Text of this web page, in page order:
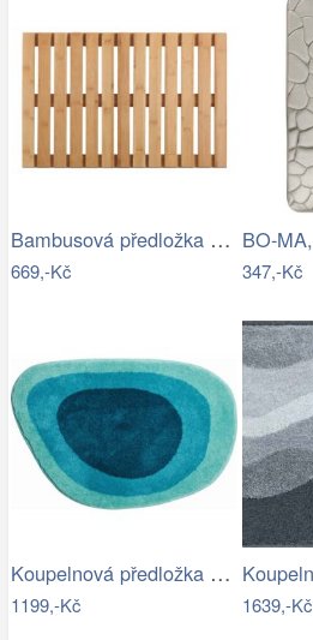
Bambusová předložka WENKO
669,-Kč 347,-Kč
Koupelnová předložka LAKE
1199,-Kč 1639,-Kč